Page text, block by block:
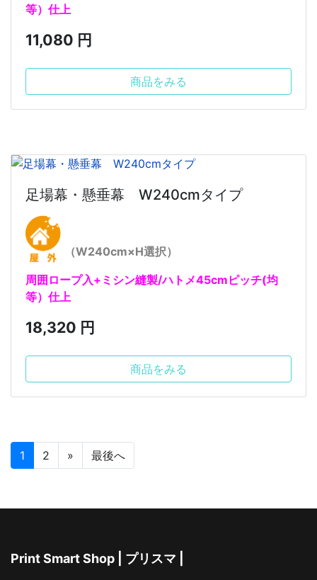
等）仕上
11,080 円
商品をみる
足場幕・懸垂幕 W240cmタイプ
（W240cm×H選択）
周囲ロープ入+ミシン縫製/ハトメ45cmピッチ(均
等）仕上
18,320 円
商品をみる
1 2 » 最後へ
Print Smart Shop | プリスマ |